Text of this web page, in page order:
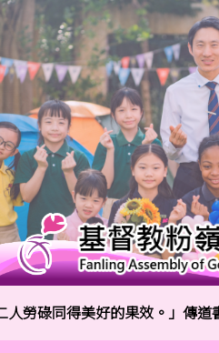
勞碌同得美好的果效。」傳道書